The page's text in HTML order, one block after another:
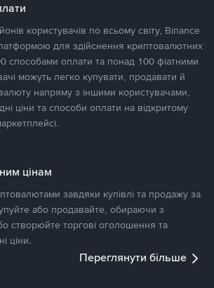
користувачів по всьому світу, Binance
для здійснення криптовалютних
способами оплати та понад 100 фіатними
можуть легко купувати, продавати й
напряму з іншими користувачами,
ціни та способи оплати на відкритому
цінам
завдяки купівлі та продажу за
або продавайте, обираючи з
створюйте торгові оголошення та
ціни.
Переглянути більше